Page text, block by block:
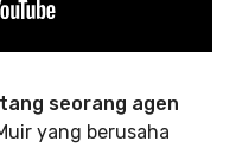
seorang agen
yang berusaha